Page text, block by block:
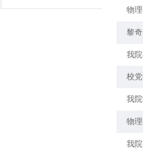
物
黎
我
校
我
物
我